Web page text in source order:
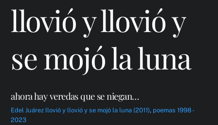
llovió y llovió y
se mojó la luna
ahora hay veredas que se niegan…
Edel Juárez llovió y llovió y se mojó la luna (2011), poemas 1998 -
2023